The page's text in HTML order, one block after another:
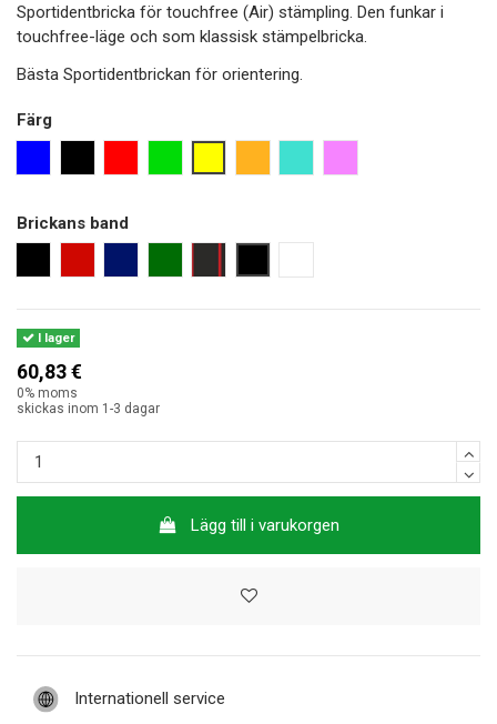
Sportidentbricka för touchfree (Air) stämpling. Den funkar i
touchfree-läge och som klassisk stämpelbricka.
Bästa Sportidentbrickan för orientering.
Färg
Brickans band
I lager
60,83 €
0% moms
skickas inom 1-3 dagar
Lägg till i varukorgen
Internationell service